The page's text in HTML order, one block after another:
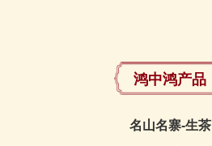
鸿中鸿产品
名山名寨-生茶